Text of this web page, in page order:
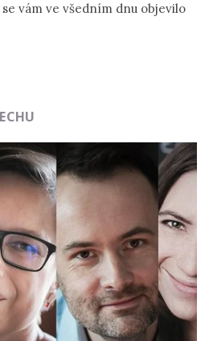
vám ve všedním dnu objevilo